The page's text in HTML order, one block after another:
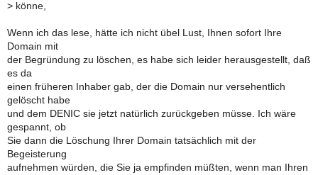
> könne,
Wenn ich das lese, hätte ich nicht übel Lust, Ihnen sofort Ihre
Domain mit
der Begründung zu löschen, es habe sich leider herausgestellt, daß
es da
einen früheren Inhaber gab, der die Domain nur versehentlich
gelöscht habe
und dem DENIC sie jetzt natürlich zurückgeben müsse. Ich wäre
gespannt, ob
Sie dann die Löschung Ihrer Domain tatsächlich mit der
Begeisterung
aufnehmen würden, die Sie ja empfinden müßten, wenn man Ihren